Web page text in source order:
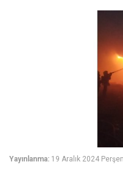
Yayınlanma: 19 Aralık 2024